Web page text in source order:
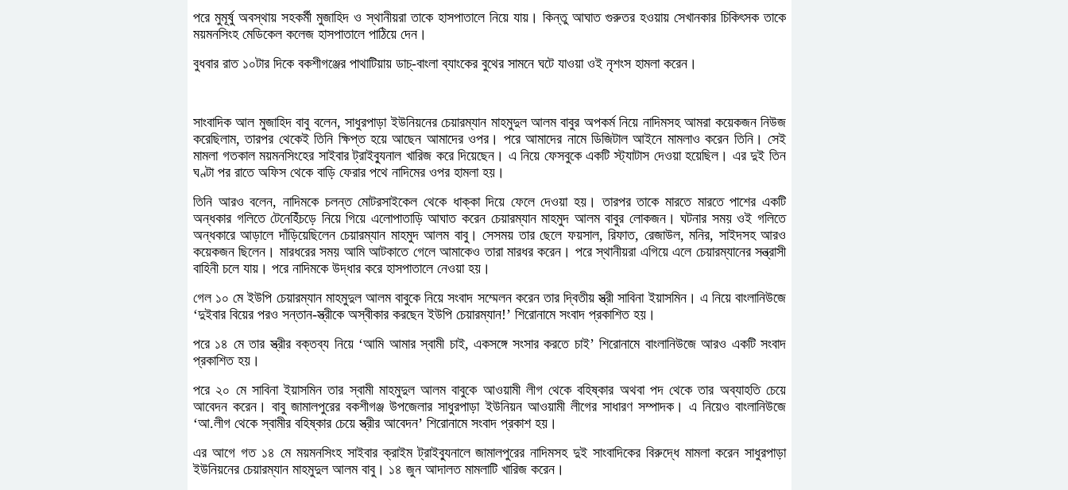
পরে মুমূর্ষু অবস্থায় সহকর্মী মুজাহিদ ও স্থানীয়রা তাকে হাসপাতালে নিয়ে যায়। কিন্তু আঘাত গুরুতর হওয়ায় সেখানকার চিকিৎসক তাকে
ময়মনসিংহ মেডিকেল কলেজ হাসপাতালে পাঠিয়ে দেন।
বুধবার রাত ১০টার দিকে বকশীগঞ্জের পাথাটিয়ায় ডাচ্-বাংলা ব্যাংকের বুথের সামনে ঘটে যাওয়া ওই নৃশংস হামলা করেন।
সাংবাদিক আল মুজাহিদ বাবু বলেন, সাধুরপাড়া ইউনিয়নের চেয়ারম্যান মাহমুদুল আলম বাবুর অপকর্ম নিয়ে নাদিমসহ আমরা কয়েকজন নিউজ
করেছিলাম, তারপর থেকেই তিনি ক্ষিপ্ত হয়ে আছেন আমাদের ওপর। পরে আমাদের নামে ডিজিটাল আইনে মামলাও করেন তিনি। সেই
মামলা গতকাল ময়মনসিংহের সাইবার ট্রাইব্যুনাল খারিজ করে দিয়েছেন। এ নিয়ে ফেসবুকে একটি স্ট্যাটাস দেওয়া হয়েছিল। এর দুই তিন
ঘণ্টা পর রাতে অফিস থেকে বাড়ি ফেরার পথে নাদিমের ওপর হামলা হয়।
তিনি আরও বলেন, নাদিমকে চলন্ত মোটরসাইকেল থেকে ধাক্কা দিয়ে ফেলে দেওয়া হয়। তারপর তাকে মারতে মারতে পাশের একটি
অন্ধকার গলিতে টেনেহিঁচড়ে নিয়ে গিয়ে এলোপাতাড়ি আঘাত করেন চেয়ারম্যান মাহমুদ আলম বাবুর লোকজন। ঘটনার সময় ওই গলিতে
অন্ধকারে আড়ালে দাঁড়িয়েছিলেন চেয়ারম্যান মাহমুদ আলম বাবু। সেসময় তার ছেলে ফয়সাল, রিফাত, রেজাউল, মনির, সাইদসহ আরও
কয়েকজন ছিলেন। মারধরের সময় আমি আটকাতে গেলে আমাকেও তারা মারধর করেন। পরে স্থানীয়রা এগিয়ে এলে চেয়ারম্যানের সন্ত্রাসী
বাহিনী চলে যায়। পরে নাদিমকে উদ্ধার করে হাসপাতালে নেওয়া হয়।
গেল ১০ মে ইউপি চেয়ারম্যান মাহমুদুল আলম বাবুকে নিয়ে সংবাদ সম্মেলন করেন তার দ্বিতীয় স্ত্রী সাবিনা ইয়াসমিন। এ নিয়ে বাংলানিউজে
‘দুইবার বিয়ের পরও সন্তান-স্ত্রীকে অস্বীকার করছেন ইউপি চেয়ারম্যান!’ শিরোনামে সংবাদ প্রকাশিত হয়।
পরে ১৪ মে তার স্ত্রীর বক্তব্য নিয়ে ‘আমি আমার স্বামী চাই, একসঙ্গে সংসার করতে চাই’ শিরোনামে বাংলানিউজে আরও একটি সংবাদ
প্রকাশিত হয়।
পরে ২০ মে সাবিনা ইয়াসমিন তার স্বামী মাহমুদুল আলম বাবুকে আওয়ামী লীগ থেকে বহিষ্কার অথবা পদ থেকে তার অব্যাহতি চেয়ে
আবেদন করেন। বাবু জামালপুরের বকশীগঞ্জ উপজেলার সাধুরপাড়া ইউনিয়ন আওয়ামী লীগের সাধারণ সম্পাদক। এ নিয়েও বাংলানিউজে
‘আ.লীগ থেকে স্বামীর বহিষ্কার চেয়ে স্ত্রীর আবেদন’ শিরোনামে সংবাদ প্রকাশ হয়।
এর আগে গত ১৪ মে ময়মনসিংহ সাইবার ক্রাইম ট্রাইব্যুনালে জামালপুরের নাদিমসহ দুই সাংবাদিকের বিরুদ্ধে মামলা করেন সাধুরপাড়া
ইউনিয়নের চেয়ারম্যান মাহমুদুল আলম বাবু। ১৪ জুন আদালত মামলাটি খারিজ করেন।